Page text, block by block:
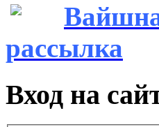
рассылка
Вход на